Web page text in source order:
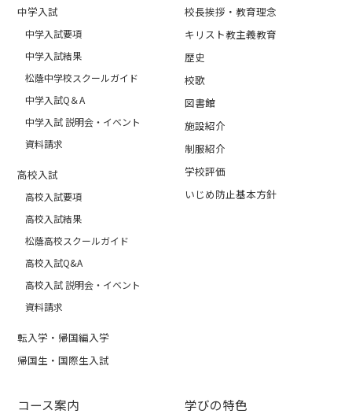
中学入試
中学入試要項
中学入試結果
松蔭中学校スクールガイド
中学入試Q＆A
中学入試 説明会・イベント
資料請求
高校入試
高校入試要項
高校入試結果
松蔭高校スクールガイド
高校入試Q&A
高校入試 説明会・イベント
資料請求
転入学・帰国編入学
帰国生・国際生入試
校長挨拶・教育理念
キリスト教主義教育
歴史
校歌
図書館
施設紹介
制服紹介
学校評価
いじめ防止基本方針
コース案内 学びの特色